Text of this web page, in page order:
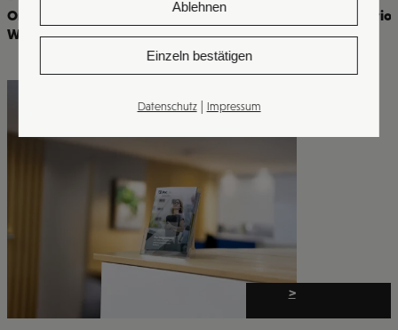
Online & Offline Marketing,Druckerei & Werbetechnik
Website & Apps
>
Ablehnen
Einzeln bestätigen
Datenschutz| Impressum